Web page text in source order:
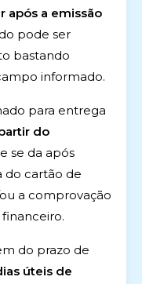
após a emissão
pode ser
bastando
informado.
para entrega
do
se da após
do cartão de
a comprovação
do prazo de
úteis de